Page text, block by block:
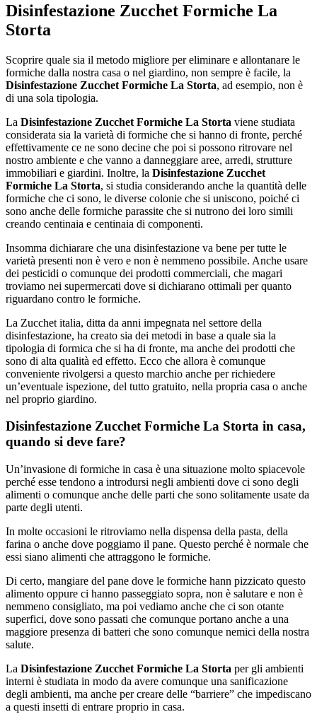
Disinfestazione Zucchet Formiche La
Storta
Scoprire quale sia il metodo migliore per eliminare e allontanare le
formiche dalla nostra casa o nel giardino, non sempre è facile, la
Disinfestazione Zucchet Formiche La Storta, ad esempio, non è
di una sola tipologia.
La Disinfestazione Zucchet Formiche La Storta viene studiata
considerata sia la varietà di formiche che si hanno di fronte, perché
effettivamente ce ne sono decine che poi si possono ritrovare nel
nostro ambiente e che vanno a danneggiare aree, arredi, strutture
immobiliari e giardini. Inoltre, la Disinfestazione Zucchet
Formiche La Storta, si studia considerando anche la quantità delle
formiche che ci sono, le diverse colonie che si uniscono, poiché ci
sono anche delle formiche parassite che si nutrono dei loro simili
creando centinaia e centinaia di componenti.
Insomma dichiarare che una disinfestazione va bene per tutte le
varietà presenti non è vero e non è nemmeno possibile. Anche usare
dei pesticidi o comunque dei prodotti commerciali, che magari
troviamo nei supermercati dove si dichiarano ottimali per quanto
riguardano contro le formiche.
La Zucchet italia, ditta da anni impegnata nel settore della
disinfestazione, ha creato sia dei metodi in base a quale sia la
tipologia di formica che si ha di fronte, ma anche dei prodotti che
sono di alta qualità ed effetto. Ecco che allora è comunque
conveniente rivolgersi a questo marchio anche per richiedere
un’eventuale ispezione, del tutto gratuito, nella propria casa o anche
nel proprio giardino.
Disinfestazione Zucchet Formiche La Storta in casa,
quando si deve fare?
Un’invasione di formiche in casa è una situazione molto spiacevole
perché esse tendono a introdursi negli ambienti dove ci sono degli
alimenti o comunque anche delle parti che sono solitamente usate da
parte degli utenti.
In molte occasioni le ritroviamo nella dispensa della pasta, della
farina o anche dove poggiamo il pane. Questo perché è normale che
essi siano alimenti che attraggono le formiche.
Di certo, mangiare del pane dove le formiche hann pizzicato questo
alimento oppure ci hanno passeggiato sopra, non è salutare e non è
nemmeno consigliato, ma poi vediamo anche che ci son otante
superfici, dove sono passati che comunque portano anche a una
maggiore presenza di batteri che sono comunque nemici della nostra
salute.
La Disinfestazione Zucchet Formiche La Storta per gli ambienti
interni è studiata in modo da avere comunque una sanificazione
degli ambienti, ma anche per creare delle “barriere” che impediscano
a questi insetti di entrare proprio in casa.